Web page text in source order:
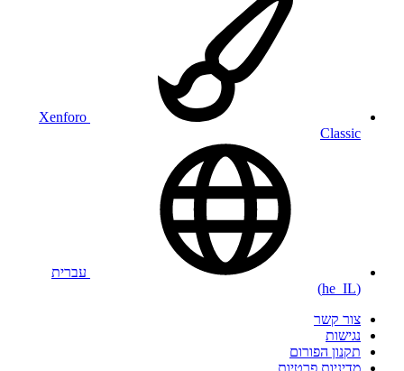
Xenforo
Classic
עברית
(he_IL)
צור קשר
נגישות
תקנון הפורום